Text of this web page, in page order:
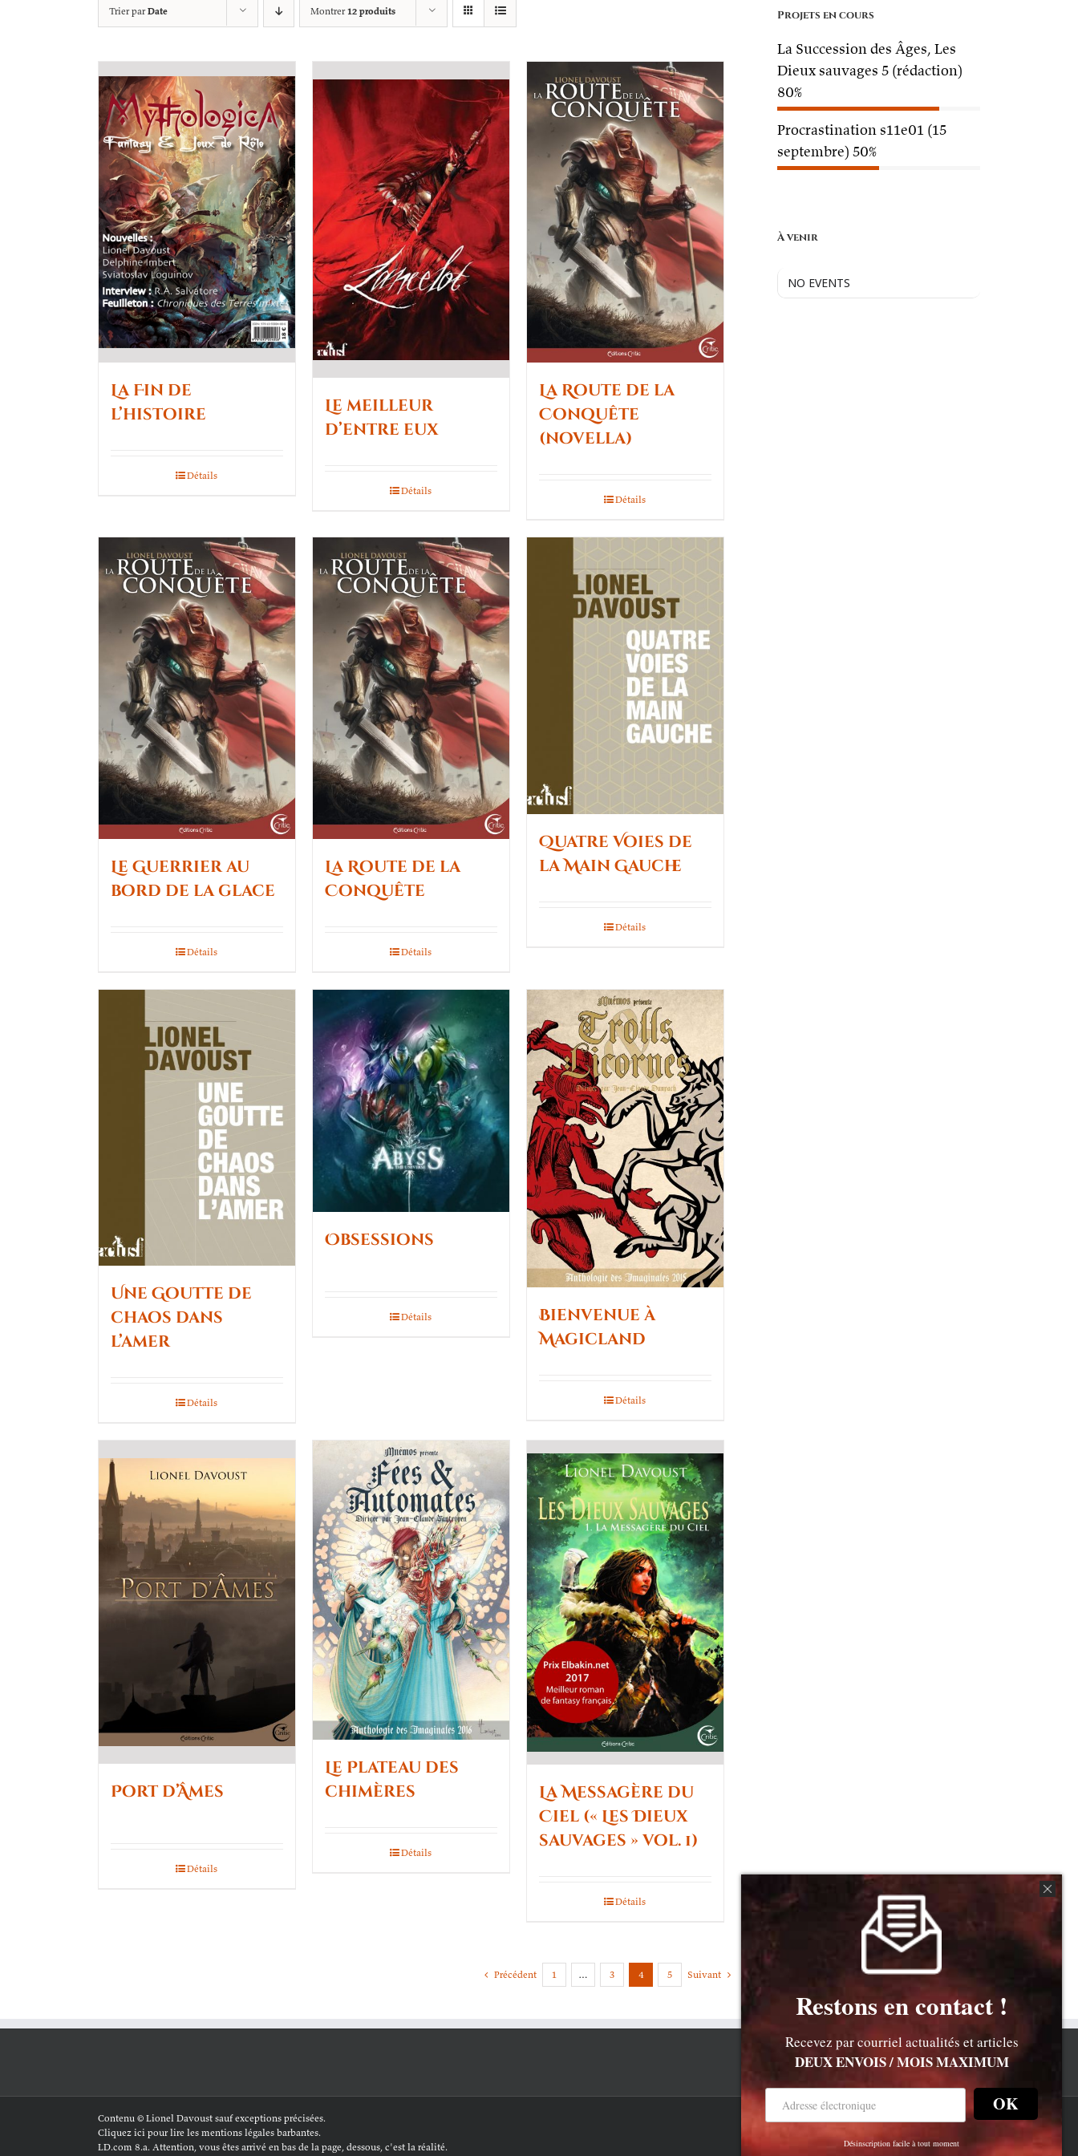
Trier parDate Montrer12 produits
La Fin de
l’histoire
Détails
Le meilleur
d’entre eux
Détails
La Route de la
Conquête
(novella)
Détails
Le Guerrier au
bord de la glace
Détails
La Route de la
Conquête
Détails
Quatre Voies de
la Main Gauche
Détails
Une Goutte de
chaos dans
l’amer
Détails
Obsessions
Détails
Bienvenue à
Magicland
Détails
Port d’Âmes
Détails
Le Plateau des
chimères
Détails
La Messagère du
Ciel (« Les Dieux
sauvages » vol. 1)
Détails
Précédent 1 … 3 4 5 Suivant
Projets en cours
La Succession des Âges, Les
Dieux sauvages 5 (rédaction)
80%
Procrastination s11e01 (15
septembre) 50%
À venir
NO EVENTS
Contenu © Lionel Davoust sauf exceptions précisées.
Cliquez ici pour lire les mentions légales barbantes.
LD.com 8.a. Attention, vous êtes arrivé en bas de la page, dessous, c'est la réalité.
Restons en contact !
Recevez par courriel actualités et articles
DEUX ENVOIS / MOIS MAXIMUM
OK
Désinscription facile à tout moment